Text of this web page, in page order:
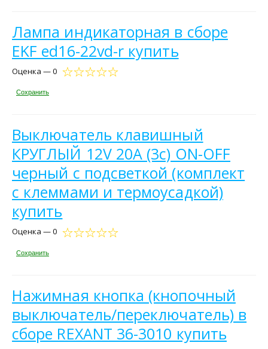
Лампа индикаторная в сборе
EKF ed16-22vd-r купить
Оценка — 0
Сохранить
Выключатель клавишный
КРУГЛЫЙ 12V 20А (3с) ON-OFF
черный с подсветкой (комплект
с клеммами и термоусадкой)
купить
Оценка — 0
Сохранить
Нажимная кнопка (кнопочный
выключатель/переключатель) в
сборе REXANT 36-3010 купить